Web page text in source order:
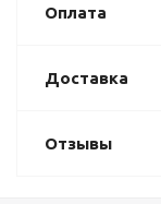
Оплата
Доставка
Отзывы